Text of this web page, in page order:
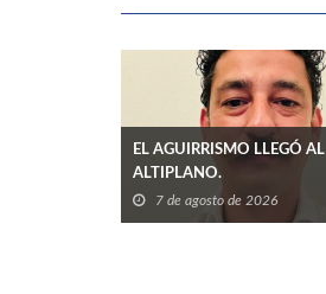
EL AGUIRRISMO LLEGÓ AL
ALTIPLANO.
7 de agosto de 2026